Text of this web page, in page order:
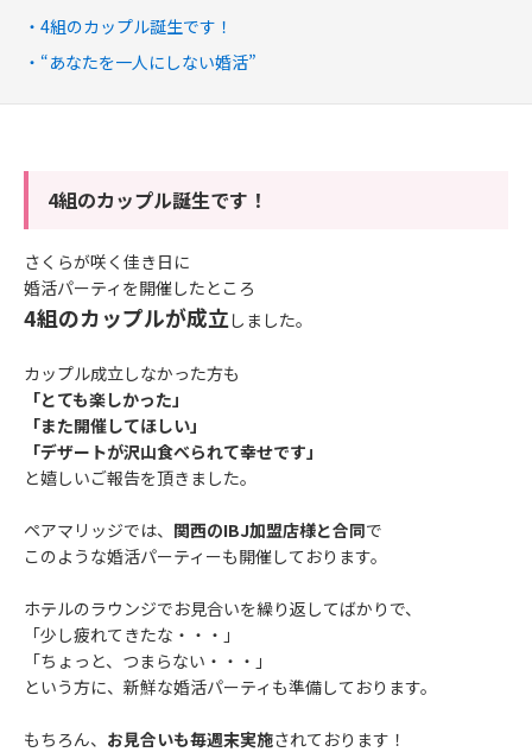
4組のカップル誕生です！
“あなたを一人にしない婚活”
4組のカップル誕生です！
さくらが咲く佳き日に
婚活パーティを開催したところ
4組のカップルが成立 しました。
カップル成立しなかった方も
「とても楽しかった」
「また開催してほしい」
「デザートが沢山食べられて幸せです」
と嬉しいご報告を頂きました。
ペアマリッジでは、 関西のIBJ加盟店様と合同で
このような婚活パーティーも開催しております。
ホテルのラウンジでお見合いを繰り返してばかりで、
「少し疲れてきたな・・・」
「ちょっと、つまらない・・・」
という方に、新鮮な婚活パーティも準備しております。
もちろん、 お見合いも毎週末実施されております！